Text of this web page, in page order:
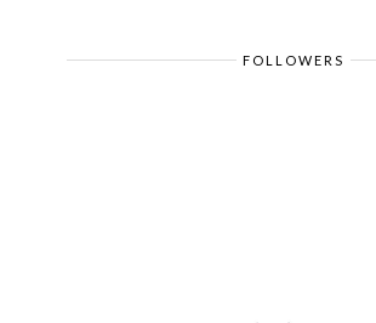
FOLLOWERS